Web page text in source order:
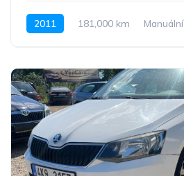
2011 181,000 km Manuální